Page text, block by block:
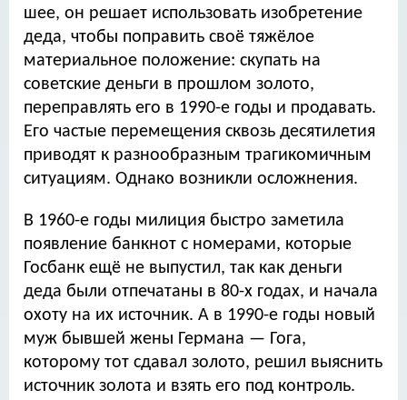
шее, он решает использовать изобретение
деда, чтобы поправить своё тяжёлое
материальное положение: скупать на
советские деньги в прошлом золото,
переправлять его в 1990-е годы и продавать.
Его частые перемещения сквозь десятилетия
приводят к разнообразным трагикомичным
ситуациям. Однако возникли осложнения.
В 1960-е годы милиция быстро заметила
появление банкнот с номерами, которые
Госбанк ещё не выпустил, так как деньги
деда были отпечатаны в 80-х годах, и начала
охоту на их источник. А в 1990-е годы новый
муж бывшей жены Германа — Гога,
которому тот сдавал золото, решил выяснить
источник золота и взять его под контроль.